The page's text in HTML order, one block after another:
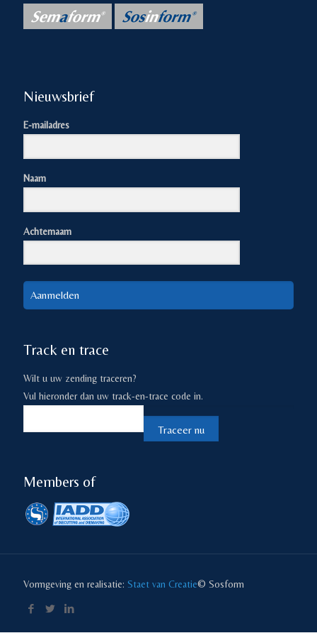
Nieuwsbrief
E-mailadres
Naam
Achternaam
Aanmelden
Track en trace
Wilt u uw zending traceren?
Vul hieronder dan uw track-en-trace code in.
Members of
© Sosform
Vormgeving en realisatie: Staet van Creatie